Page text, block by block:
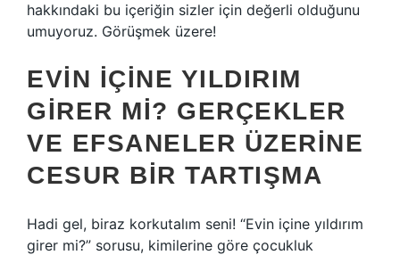
hakkındaki bu içeriğin sizler için değerli olduğunu
umuyoruz. Görüşmek üzere!
EVIN İÇINE YILDIRIM
GIRER MI? GERÇEKLER
VE EFSANELER ÜZERINE
CESUR BIR TARTIŞMA
Hadi gel, biraz korkutalım seni! “Evin içine yıldırım
girer mi?” sorusu, kimilerine göre çocukluk